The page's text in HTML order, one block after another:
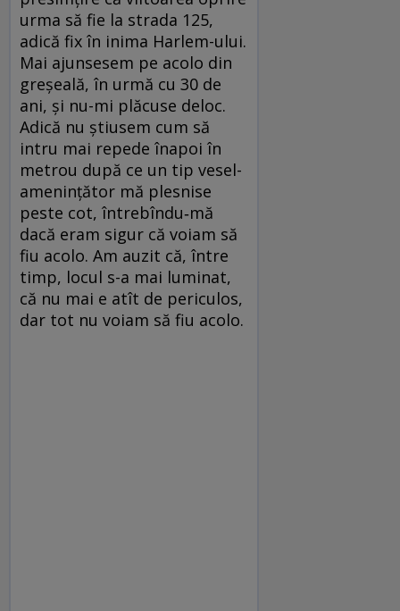
urma să fie la strada 125,
adică fix în inima Harlem-ului.
Mai ajunsesem pe acolo din
greșeală, în urmă cu 30 de
ani, și nu-mi plăcuse de­loc.
Adică nu știusem cum să
intru mai repede înapoi în
metrou după ce un tip vesel-
amenințător mă plesnise
peste cot, întrebîndu‑mă
dacă eram sigur că voiam să
fiu acolo. Am auzit că, între
timp, lo­cul s-a mai luminat,
că nu mai e atît de periculos,
dar tot nu voiam să fiu acolo.